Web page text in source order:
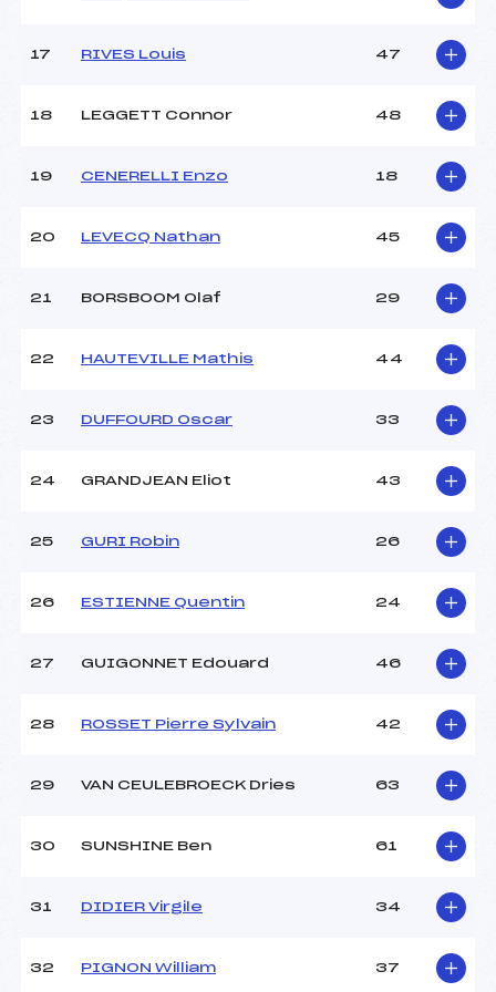
17 RIVES Louis 47
18 LEGGETT Connor 48
19 CENERELLI Enzo 18
20 LEVECQ Nathan 45
21 BORSBOOM Olaf 29
22 HAUTEVILLE Mathis 44
23 DUFFOURD Oscar 33
24 GRANDJEAN Eliot 43
25 GURI Robin 26
26 ESTIENNE Quentin 24
27 GUIGONNET Edouard 46
28 ROSSET Pierre Sylvain 42
29 VAN CEULEBROECK Dries 63
30 SUNSHINE Ben 61
31 DIDIER Virgile 34
32 PIGNON William 37